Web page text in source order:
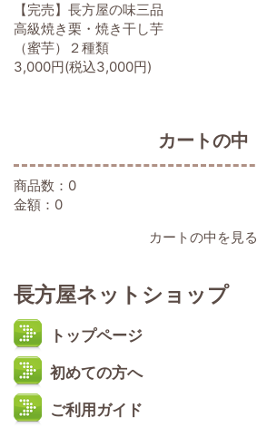
【完売】長方屋の味三品
高級焼き栗・焼き干し芋
（蜜芋）２種類
3,000円(税込3,000円)
カートの中
商品数：0
金額：0
カートの中を見る
長方屋ネットショップ
トップページ
初めての方へ
ご利用ガイド